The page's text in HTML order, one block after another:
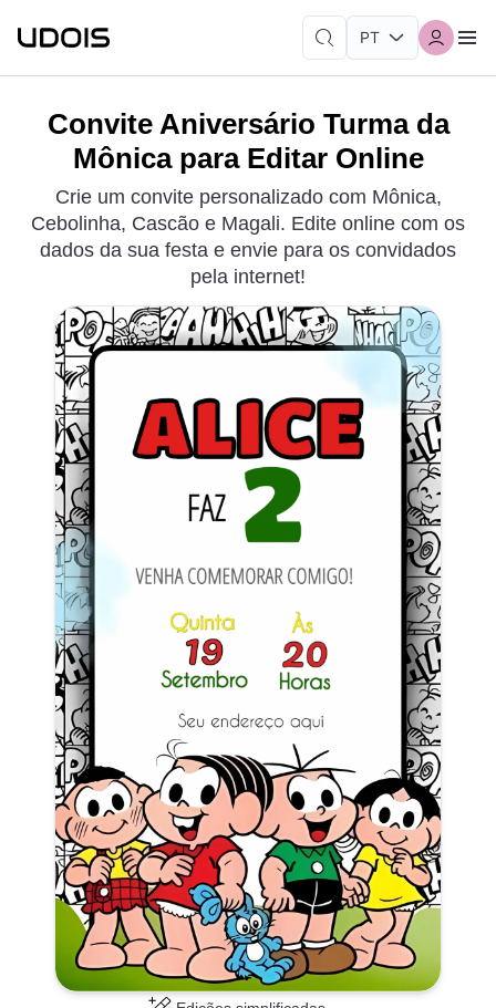
Convite Aniversário Turma da
Mônica para Editar Online
Crie um convite personalizado com Mônica,
Cebolinha, Cascão e Magali. Edite online com os
dados da sua festa e envie para os convidados
pela internet!